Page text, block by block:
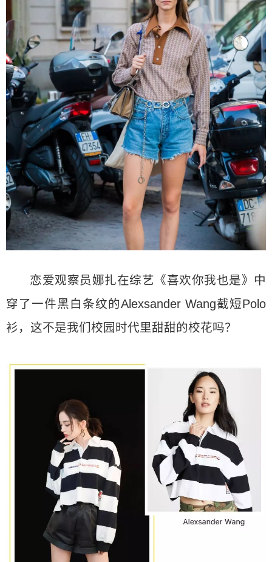
恋爱观察员娜扎在综艺《喜欢你我也是》中
穿了一件黑白条纹的Alexsander Wang截短Polo
衫，这不是我们校园时代里甜甜的校花吗？